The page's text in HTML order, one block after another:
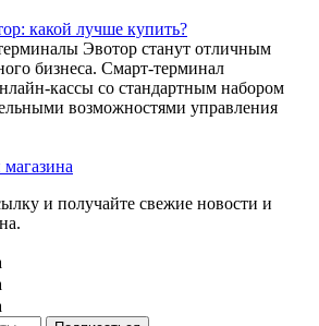
какой лучше купить?
Эвотор станут отличным
бизнеса. Смарт-терминал
кассы со стандартным набором
возможностями управления
и получайте свежие новости и